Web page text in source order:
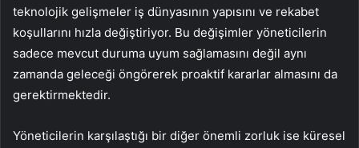
teknolojik gelişmeler iş dünyasının yapısını ve rekabet
koşullarını hızla değiştiriyor. Bu değişimler yöneticilerin
sadece mevcut duruma uyum sağlamasını değil aynı
zamanda geleceği öngörerek proaktif kararlar almasını da
gerektirmektedir.
Yöneticilerin karşılaştığı bir diğer önemli zorluk ise küresel